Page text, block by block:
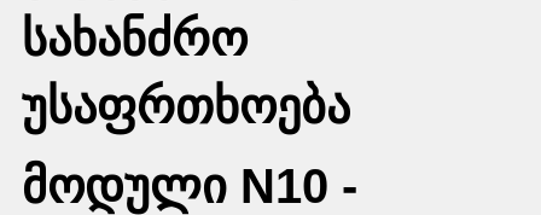
სახანძრო
უსაფრთხოება
მოდული N10 -